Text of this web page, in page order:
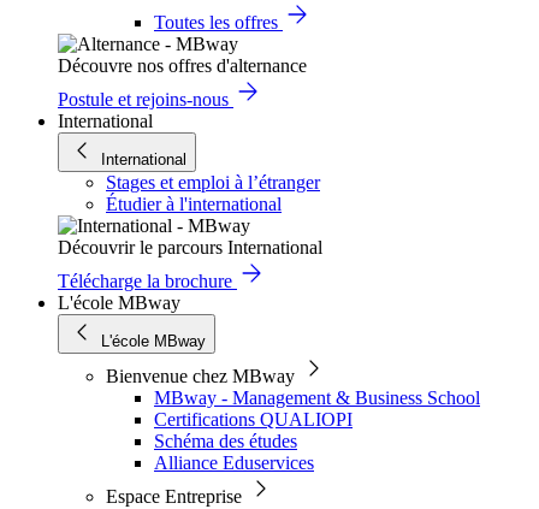
Toutes les offres
Découvre nos offres d'alternance
Postule et rejoins-nous
International
International
Stages et emploi à l’étranger
Étudier à l'international
Découvrir le parcours International
Télécharge la brochure
L'école MBway
L'école MBway
Bienvenue chez MBway
MBway - Management & Business School
Certifications QUALIOPI
Schéma des études
Alliance Eduservices
Espace Entreprise